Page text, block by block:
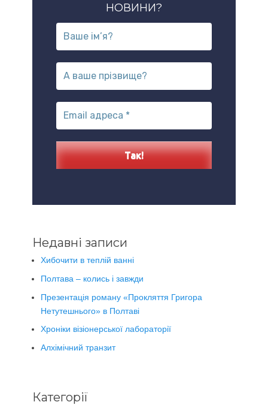
НОВИНИ?
Недавні записи
Хибочити в теплій ванні
Полтава – колись і завжди
Презентація роману «Прокляття Григора
Нетутешнього» в Полтаві
Хроніки візіонерської лабораторії
Алхімічний транзит
Категорії